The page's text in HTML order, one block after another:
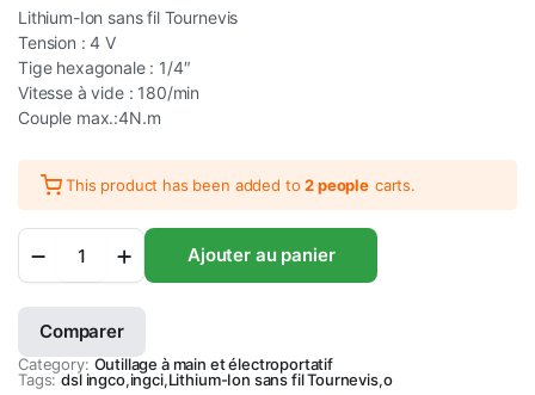
Lithium-Ion sans fil Tournevis
Tension : 4 V
Tige hexagonale : 1/4″
Vitesse à vide : 180/min
Couple max.:4N.m
This product has been added to2 people carts.
sans
fil
Tournevis
Ajouter au panier
Comparer
Category: Outillage à main et électroportatif
Tags: dsl ingco,ingci,Lithium-Ion sans fil Tournevis,o